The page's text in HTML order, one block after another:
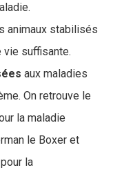
animaux stabilisés
vie suffisante.
aux maladies
On retrouve le
la maladie
le Boxer et
la